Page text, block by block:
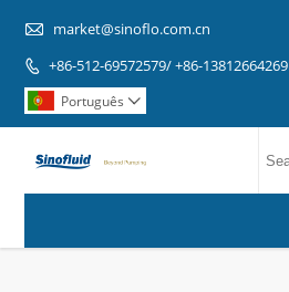
 market@sinoflo.com.cn
 +86-512-69572579/ +86-13812664269
Português 